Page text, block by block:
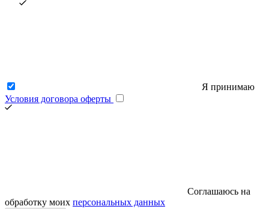
Я принимаю
Условия договора оферты
Соглашаюсь на
обработку моих персональных данных